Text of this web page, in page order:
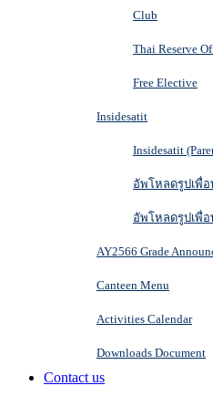
Club
Thai Reserve
Free Elective
Insidesatit
Insidesatit
อัพโหลดรูปเพื่
อัพโหลดรูปเพื่
AY2566 Grade
Canteen Menu
Activities Calendar
Downloads Document
Contact us
LSP PRIMARY